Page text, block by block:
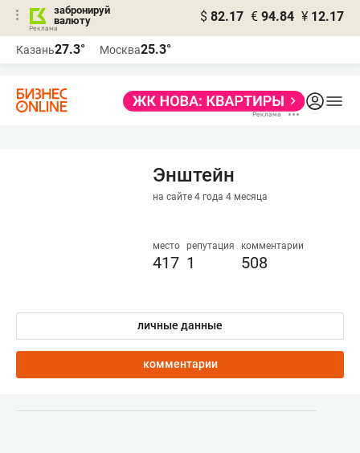
забронируй
валюту
$ 82.17 € 94.84 ¥ 12.17
Казань27.3° Москва25.3°
Энштейн
на сайте 4 года 4 месяца
место
417
репутация
1
комментарии
508
личные данные
комментарии